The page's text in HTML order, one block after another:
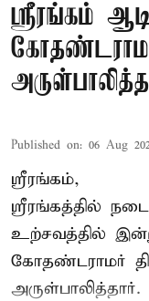
ஸ்ரீரங்கம்
Published on: 06 Aug
ஸ்ரீரங்கம்,
ஸ்ரீரங்கத்தில்
உற்சவத்தில்
கோதண்டராமர்
அருள்பாலித்தார்.